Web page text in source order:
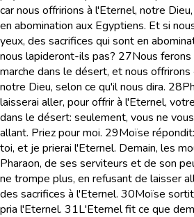
car nous offririons à l'Eternel, notre
en abomination aux Egyptiens. Et si
yeux, des sacrifices qui sont en
nous lapideront-ils pas? 27Nous
marche dans le désert, et nous
notre Dieu, selon ce qu'il nous dira. 28
laisserai aller, pour offrir à l'Eternel,
dans le désert: seulement, vous ne
allant. Priez pour moi. 29Moïse
toi, et je prierai l'Eternel. Demain, les
Pharaon, de ses serviteurs et de son
ne trompe plus, en refusant de laisser
des sacrifices à l'Eternel. 30Moïse
pria l'Eternel. 31L'Eternel fit ce que